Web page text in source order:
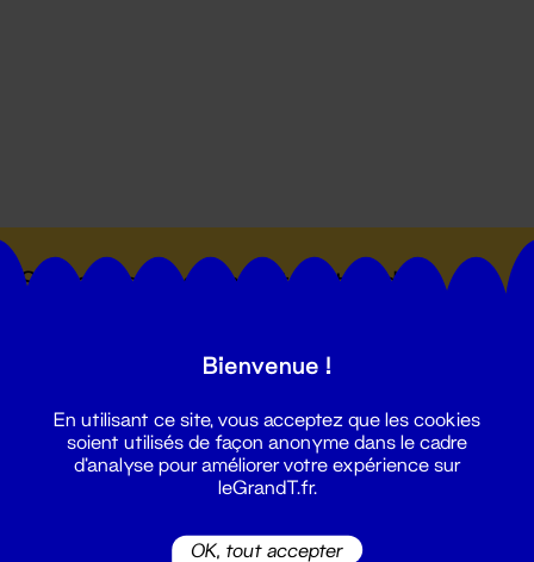
Suivez toutes les actualités du
Bienvenue !
En utilisant ce site, vous acceptez que les cookies
soient utilisés de façon anonyme dans le cadre
d'analyse pour améliorer votre expérience sur
leGrandT.fr.
OK, tout accepter